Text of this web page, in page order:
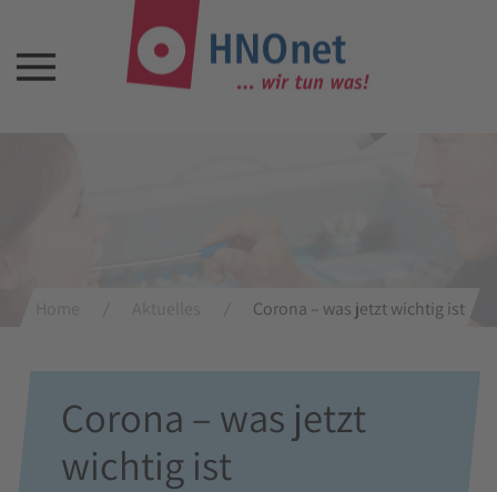
Corona – was jetzt wichtig ist
Corona – was jetzt
wichtig ist